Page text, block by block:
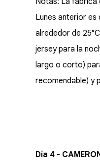
Lunes anterior es
alrededor de
jersey para la
largo o corto)
recomendable) y
Día 4 -